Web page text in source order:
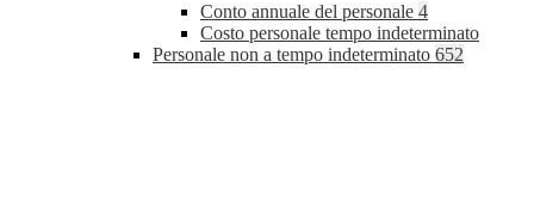
Conto annuale del personale 4
Costo personale tempo indeterminato
Personale non a tempo indeterminato 652